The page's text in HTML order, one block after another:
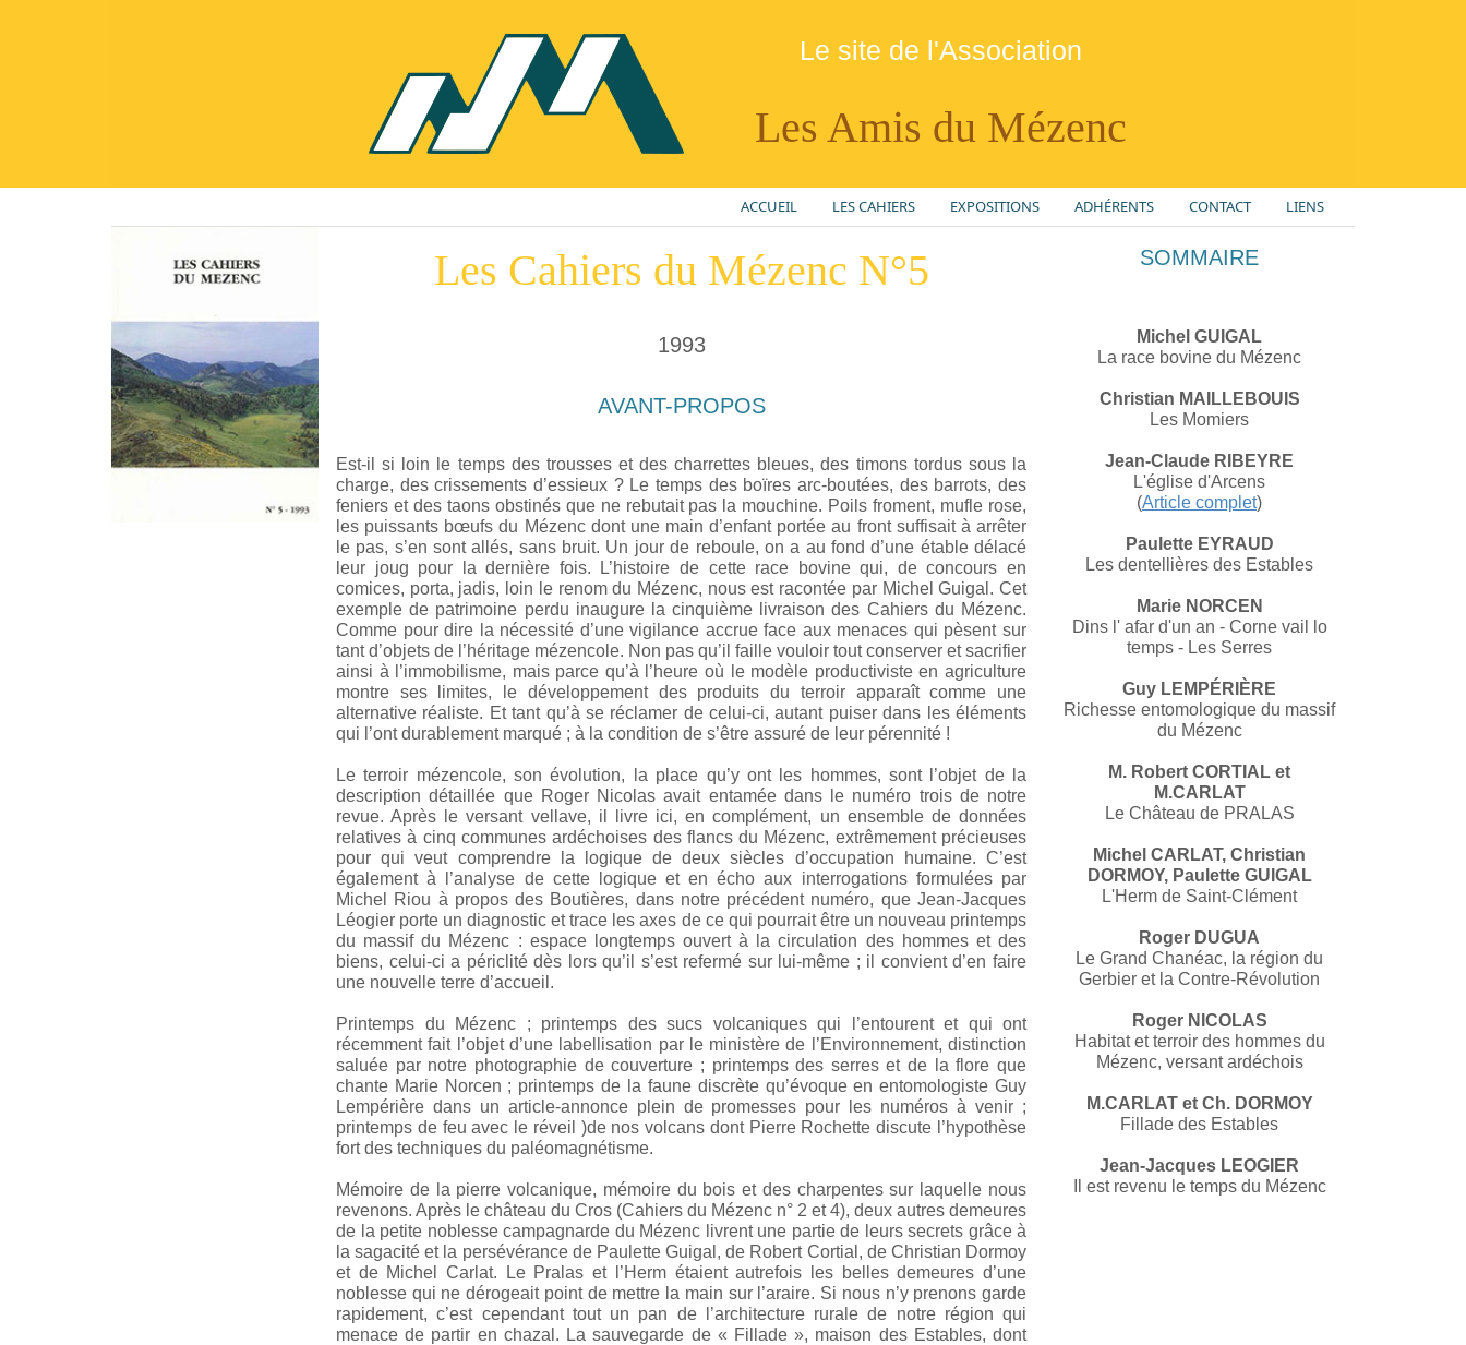
Le site de l'Association
Les Amis du Mézenc
ACCUEIL LES CAHIERS EXPOSITIONS ADHÉRENTS CONTACT LIENS
Les Cahiers du Mézenc N°5
1993
AVANT-PROPOS
Est-il si loin le temps des trousses et des charrettes bleues, des timons tordus sous la
charge, des crissements d’essieux ? Le temps des boïres arc-boutées, des barrots, des
feniers et des taons obstinés que ne rebutait pas la mouchine. Poils froment, mufle rose,
les puissants bœufs du Mézenc dont une main d’enfant portée au front suffisait à arrêter
le pas, s’en sont allés, sans bruit. Un jour de reboule, on a au fond d’une étable délacé
leur joug pour la dernière fois. L’histoire de cette race bovine qui, de concours en
comices, porta, jadis, loin le renom du Mézenc, nous est racontée par Michel Guigal. Cet
exemple de patrimoine perdu inaugure la cinquième livraison des Cahiers du Mézenc.
Comme pour dire la nécessité d’une vigilance accrue face aux menaces qui pèsent sur
tant d’objets de l’héritage mézencole. Non pas qu’il faille vouloir tout conserver et sacrifier
ainsi à l’immobilisme, mais parce qu’à l’heure où le modèle productiviste en agriculture
montre ses limites, le développement des produits du terroir apparaît comme une
alternative réaliste. Et tant qu’à se réclamer de celui-ci, autant puiser dans les éléments
qui l’ont durablement marqué ; à la condition de s’être assuré de leur pérennité !
Le terroir mézencole, son évolution, la place qu’y ont les hommes, sont l’objet de la
description détaillée que Roger Nicolas avait entamée dans le numéro trois de notre
revue. Après le versant vellave, il livre ici, en complément, un ensemble de données
relatives à cinq communes ardéchoises des flancs du Mézenc, extrêmement précieuses
pour qui veut comprendre la logique de deux siècles d’occupation humaine. C’est
également à l’analyse de cette logique et en écho aux interrogations formulées par
Michel Riou à propos des Boutières, dans notre précédent numéro, que Jean-Jacques
Léogier porte un diagnostic et trace les axes de ce qui pourrait être un nouveau printemps
du massif du Mézenc : espace longtemps ouvert à la circulation des hommes et des
biens, celui-ci a périclité dès lors qu’il s’est refermé sur lui-même ; il convient d’en faire
une nouvelle terre d’accueil.
Printemps du Mézenc ; printemps des sucs volcaniques qui l’entourent et qui ont
récemment fait l’objet d’une labellisation par le ministère de l’Environnement, distinction
saluée par notre photographie de couverture ; printemps des serres et de la flore que
chante Marie Norcen ; printemps de la faune discrète qu’évoque en entomologiste Guy
Lempérière dans un article-annonce plein de promesses pour les numéros à venir ;
printemps de feu avec le réveil )de nos volcans dont Pierre Rochette discute l’hypothèse
fort des techniques du paléomagnétisme.
Mémoire de la pierre volcanique, mémoire du bois et des charpentes sur laquelle nous
revenons. Après le château du Cros (Cahiers du Mézenc n° 2 et 4), deux autres demeures
de la petite noblesse campagnarde du Mézenc livrent une partie de leurs secrets grâce à
la sagacité et la persévérance de Paulette Guigal, de Robert Cortial, de Christian Dormoy
et de Michel Carlat. Le Pralas et l’Herm étaient autrefois les belles demeures d’une
noblesse qui ne dérogeait point de mettre la main sur l’araire. Si nous n’y prenons garde
rapidement, c’est cependant tout un pan de l’architecture rurale de notre région qui
menace de partir en chazal. La sauvegarde de « Fillade », maison des Estables, dont
SOMMAIRE
Michel GUIGAL
La race bovine du Mézenc
Christian MAILLEBOUIS
Les Momiers
Jean-Claude RIBEYRE
L'église d'Arcens
(Article complet)
Paulette EYRAUD
Les dentellières des Estables
Marie NORCEN
Dins l' afar d'un an - Corne vail lo
temps - Les Serres
Guy LEMPÉRIÈRE
Richesse entomologique du massif
du Mézenc
M. Robert CORTIAL et
M.CARLAT
Le Château de PRALAS
Michel CARLAT, Christian
DORMOY, Paulette GUIGAL
L'Herm de Saint-Clément
Roger DUGUA
Le Grand Chanéac, la région du
Gerbier et la Contre-Révolution
Roger NICOLAS
Habitat et terroir des hommes du
Mézenc, versant ardéchois
M.CARLAT et Ch. DORMOY
Fillade des Estables
Jean-Jacques LEOGIER
Il est revenu le temps du Mézenc